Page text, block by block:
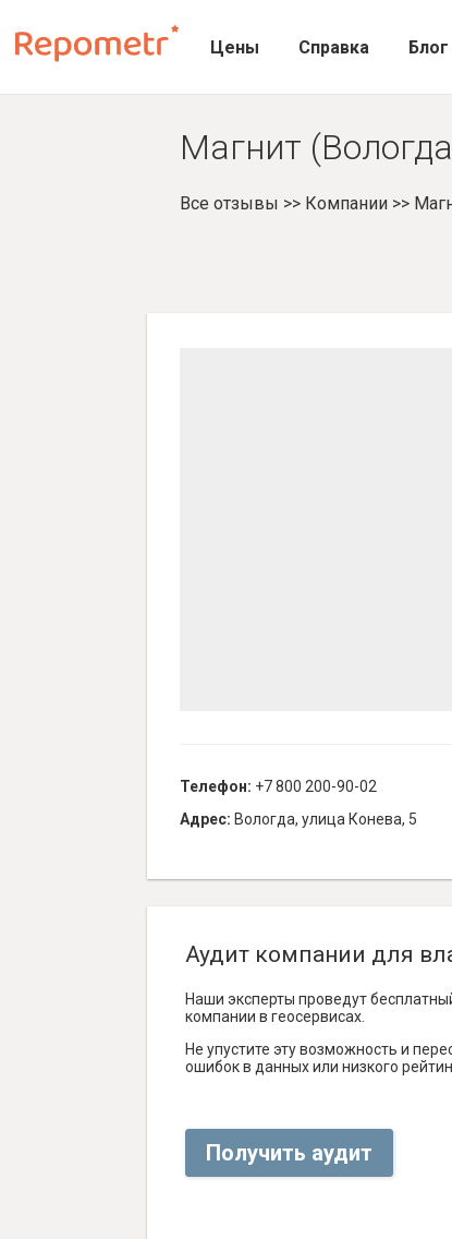
Цены Справка Блог
Магнит
Все отзывы >> Компании>>
Телефон: +7 800 200-90-02
Адрес: Вологда, улица Конева, 5
Аудит компании для
Наши эксперты проведут
компании в геосервисах.
Не упустите эту возможность и
ошибок в данных или низкого
Получить аудит